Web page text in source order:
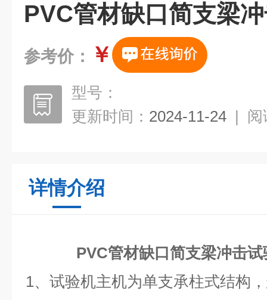
PVC管材缺口简支梁
参考价： ￥
型号：
更新时间： 2024-11-24 | 阅
详情介绍
PVC管材缺口简支梁冲击试
1、试验机主机为单支承柱式结构